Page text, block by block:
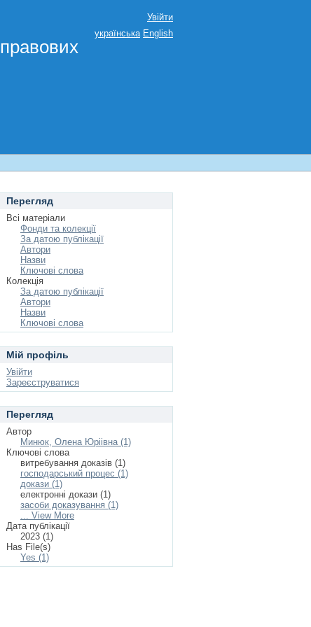
Увійти
українська English
Перегляд
Всі матеріали
Фонди та колекції
За датою публікації
Автори
Назви
Ключові слова
Колекція
За датою публікації
Автори
Назви
Ключові слова
Мій профіль
Увійти
Зареєструватися
Перегляд
Автор
Минюк, Олена Юріівна (1)
Ключові слова
витребування доказів (1)
господарський процес (1)
докази (1)
електронні докази (1)
засоби доказування (1)
... View More
Дата публікації
2023 (1)
Has File(s)
Yes (1)